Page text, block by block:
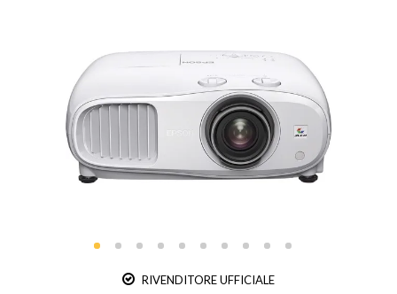
RIVENDITORE UFFICIALE